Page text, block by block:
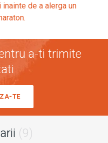
inainte de a alerga un
a-ti trimite
TE
(9)